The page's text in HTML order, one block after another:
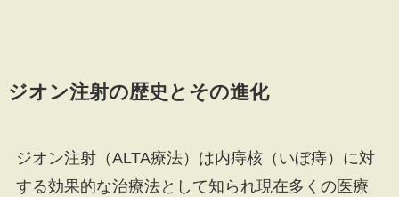
ジオン注射の歴史とその進化
ジオン注射（ALTA療法）は内痔核（いぼ痔）に対
する効果的な治療法として知られ現在多くの医療